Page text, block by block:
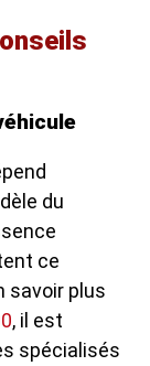
du
ce
savoir plus
, il est
spécialisés